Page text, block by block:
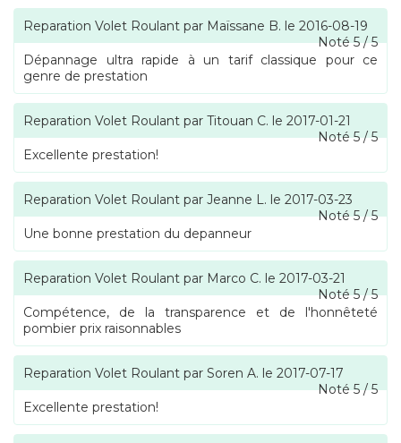
Reparation Volet Roulant par Maïssane B. le 2016-08-19
Noté5/5
Dépannage ultra rapide à un tarif classique pour ce
genre de prestation
Reparation Volet Roulant par Titouan C. le 2017-01-21
Noté5/5
Excellente prestation!
Reparation Volet Roulant par Jeanne L. le 2017-03-23
Noté5/5
Une bonne prestation du depanneur
Reparation Volet Roulant par Marco C. le 2017-03-21
Noté5/5
Compétence, de la transparence et de l'honnêteté
pombier prix raisonnables
Reparation Volet Roulant par Soren A. le 2017-07-17
Noté5/5
Excellente prestation!